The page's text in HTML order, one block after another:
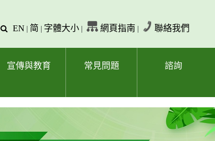
查
字
EN | 简 | 字體大小 | 網頁指南 | 聯絡我們
宣傳與教育 常見問題 諮詢